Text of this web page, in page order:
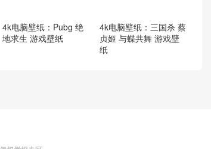
4k电脑壁纸：Pubg 绝
地求生 游戏壁纸
4k电脑壁纸：三国杀 蔡
贞姬 与蝶共舞 游戏壁
纸